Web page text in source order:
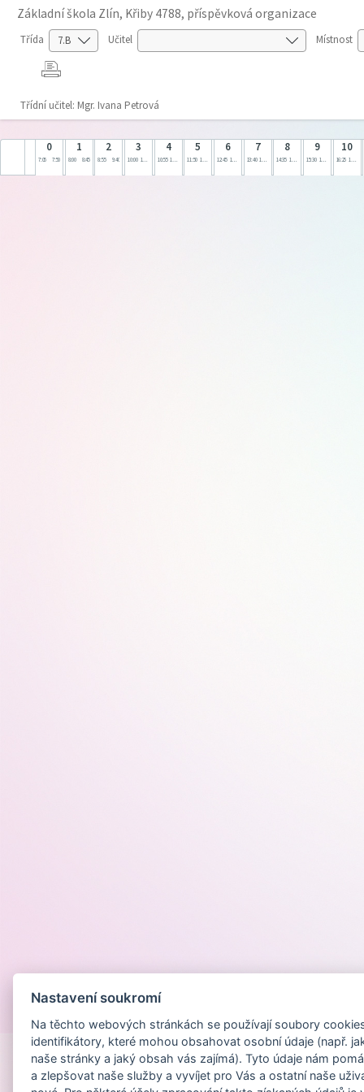
Základní škola Zlín, Křiby 4788, příspěvková organizace
Třída Učitel Místnost
Třídní učitel: Mgr. Ivana Petrová
0
7:05 7:50
1
8:00 8:45
2
8:55 9:40
3
10:00 10:45
4
10:55 11:40
5
11:50 12:35
6
12:45 13:30
7
13:40 14:25
8
14:35 15:20
9
15:30 16:15
10
16:25 17:10
Nastavení soukromí
Na těchto webových stránkách se používají soubory
identifikátory, které mohou obsahovat osobní údaje (např.
naše stránky a jaký obsah vás zajímá). Tyto údaje nám
a zlepšovat naše služby a vyvíjet pro Vás a ostatní naše